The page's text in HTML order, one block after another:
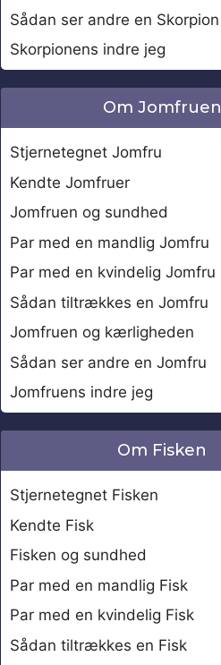
Sådan ser andre en Skorpion
Skorpionens indre jeg
Om Jomfruen
Stjernetegnet Jomfru
Kendte Jomfruer
Jomfruen og sundhed
Par med en mandlig Jomfru
Par med en kvindelig Jomfru
Sådan tiltrækkes en Jomfru
Jomfruen og kærligheden
Sådan ser andre en Jomfru
Jomfruens indre jeg
Om Fisken
Stjernetegnet Fisken
Kendte Fisk
Fisken og sundhed
Par med en mandlig Fisk
Par med en kvindelig Fisk
Sådan tiltrækkes en Fisk